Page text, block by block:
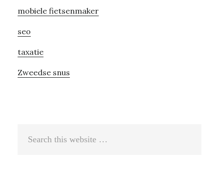
mobiele fietsenmaker
seo
taxatie
Zweedse snus